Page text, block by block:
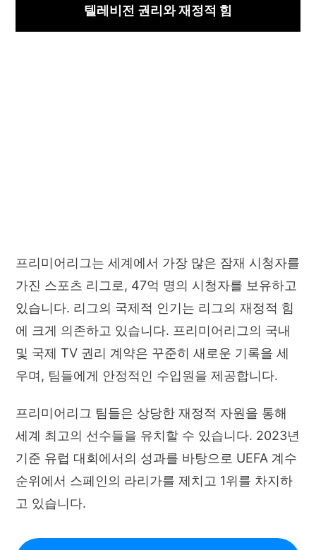
텔레비전 권리와 재정적 힘
프리미어리그는 세계에서 가장 많은 잠재 시청자를
가진 스포츠 리그로, 47억 명의 시청자를 보유하고
있습니다. 리그의 국제적 인기는 리그의 재정적 힘
에 크게 의존하고 있습니다. 프리미어리그의 국내
및 국제 TV 권리 계약은 꾸준히 새로운 기록을 세
우며, 팀들에게 안정적인 수입원을 제공합니다.
프리미어리그 팀들은 상당한 재정적 자원을 통해
세계 최고의 선수들을 유치할 수 있습니다. 2023년
기준 유럽 대회에서의 성과를 바탕으로 UEFA 계수
순위에서 스페인의 라리가를 제치고 1위를 차지하
고 있습니다.